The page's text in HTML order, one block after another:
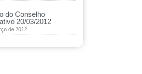
do Conselho
20/03/2012
de 2012